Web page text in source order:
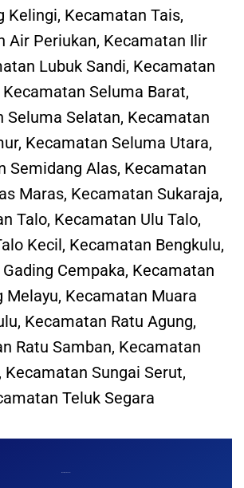
Kelingi, Kecamatan Tais,
Air Periukan, Kecamatan Ilir
Lubuk Sandi, Kecamatan
Seluma Barat,
Seluma Selatan, Kecamatan
Kecamatan Seluma Utara,
Semidang Alas, Kecamatan
Maras, Kecamatan Sukaraja,
Talo, Kecamatan Ulu Talo,
Kecil, Kecamatan Bengkulu,
Cempaka, Kecamatan
Melayu, Kecamatan Muara
Kecamatan Ratu Agung,
Ratu Samban, Kecamatan
Kecamatan Sungai Serut,
Teluk Segara